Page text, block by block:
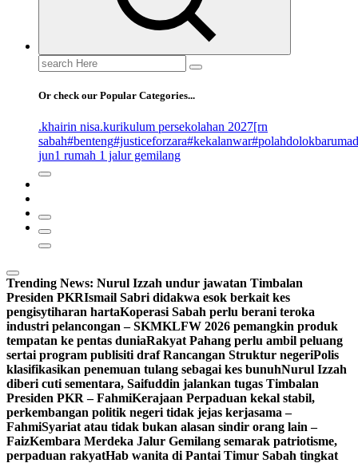
Search
for:
Or check our Popular Categories...
.khairin nisa.kurikulum persekolahan 2027[rn
sabah#benteng#justiceforzara#kekalanwar
jun1 rumah 1 jalur gemilang
Trending News: Nurul Izzah undur jawatan Timbalan
Presiden PKRIsmail Sabri didakwa esok berkait kes
pengisytiharan hartaKoperasi Sabah perlu berani teroka
industri pelancongan – SKMKLFW 2026 pemangkin produk
tempatan ke pentas duniaRakyat Pahang perlu ambil peluang
sertai program publisiti draf Rancangan Struktur negeriPolis
klasifikasikan penemuan tulang sebagai kes bunuhNurul Izzah
diberi cuti sementara, Saifuddin jalankan tugas Timbalan
Presiden PKR – FahmiKerajaan Perpaduan kekal stabil,
perkembangan politik negeri tidak jejas kerjasama –
FahmiSyariat atau tidak bukan alasan sindir orang lain –
FaizKembara Merdeka Jalur Gemilang semarak patriotisme,
perpaduan rakyatHab wanita di Pantai Timur Sabah tingkat